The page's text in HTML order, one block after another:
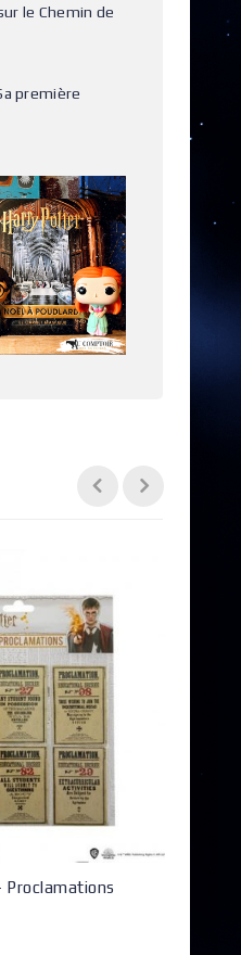
le Chemin de
première
Proclamations